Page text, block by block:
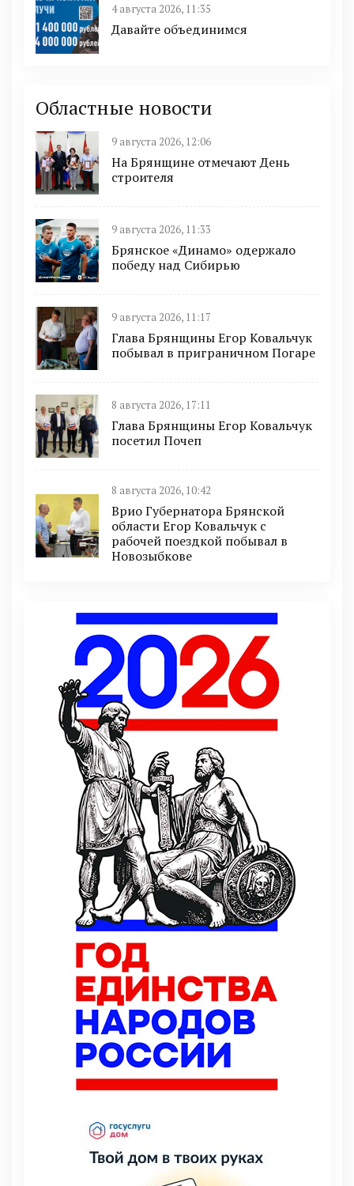
4 августа 2026, 11:35
Давайте объединимся
Областные новости
9 августа 2026, 12:06
На Брянщине отмечают День
строителя
9 августа 2026, 11:33
Брянское «Динамо» одержало
победу над Сибирью
9 августа 2026, 11:17
Глава Брянщины Егор Ковальчук
побывал в приграничном Погаре
8 августа 2026, 17:11
Глава Брянщины Егор Ковальчук
посетил Почеп
8 августа 2026, 10:42
Врио Губернатора Брянской
области Егор Ковальчук с
рабочей поездкой побывал в
Новозыбкове